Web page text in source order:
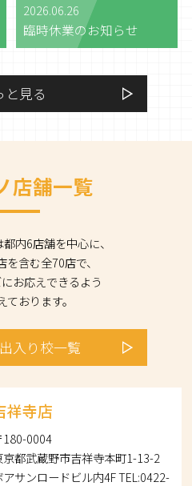
2026.06.26
臨時休業のお知らせ
と見る
店舗一覧
内6店舗を中心に、
含む全70店で、
お応えできるよう
ております。
入り校一覧
祥寺店
180-0004
京都武蔵野市吉祥寺本町1-13-2
アサンロードビル内4F TEL:0422-